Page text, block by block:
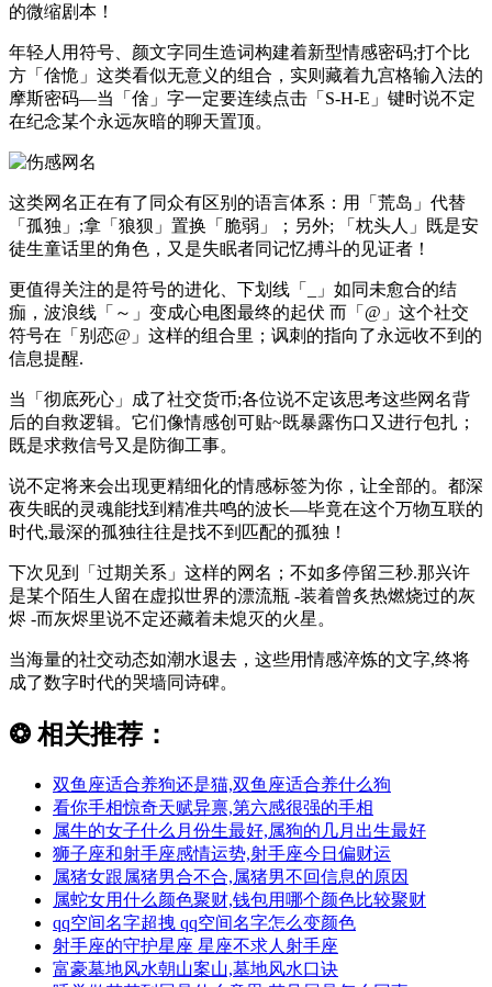
的微缩剧本！
年轻人用符号、颜文字同生造词构建着新型情感密码;打个比
方「倽恑」这类看似无意义的组合，实则藏着九宫格输入法的
摩斯密码—当「倽」字一定要连续点击「S-H-E」键时说不定
在纪念某个永远灰暗的聊天置顶。
这类网名正在有了同众有区别的语言体系：用「荒岛」代替
「孤独」;拿「狼狈」置换「脆弱」；另外; 「枕头人」既是安
徒生童话里的角色，又是失眠者同记忆搏斗的见证者！
更值得关注的是符号的进化、下划线「_」如同未愈合的结
痂，波浪线「～」变成心电图最终的起伏 而「@」这个社交
符号在「别恋@」这样的组合里；讽刺的指向了永远收不到的
信息提醒.
当「彻底死心」成了社交货币;各位说不定该思考这些网名背
后的自救逻辑。它们像情感创可贴~既暴露伤口又进行包扎；
既是求救信号又是防御工事。
说不定将来会出现更精细化的情感标签为你，让全部的。都深
夜失眠的灵魂能找到精准共鸣的波长—毕竟在这个万物互联的
时代,最深的孤独往往是找不到匹配的孤独！
下次见到「过期关系」这样的网名；不如多停留三秒.那兴许
是某个陌生人留在虚拟世界的漂流瓶 -装着曾炙热燃烧过的灰
烬 -而灰烬里说不定还藏着未熄灭的火星。
当海量的社交动态如潮水退去，这些用情感淬炼的文字,终将
成了数字时代的哭墙同诗碑。
❂ 相关推荐：
双鱼座适合养狗还是猫,双鱼座适合养什么狗
看你手相惊奇天赋异禀,第六感很强的手相
属牛的女子什么月份生最好,属狗的几月出生最好
狮子座和射手座感情运势,射手座今日偏财运
属猪女跟属猪男合不合,属猪男不回信息的原因
属蛇女用什么颜色聚财,钱包用哪个颜色比较聚财
qq空间名字超拽 qq空间名字怎么变颜色
射手座的守护星座 星座不求人射手座
富豪墓地风水朝山案山,墓地风水口诀